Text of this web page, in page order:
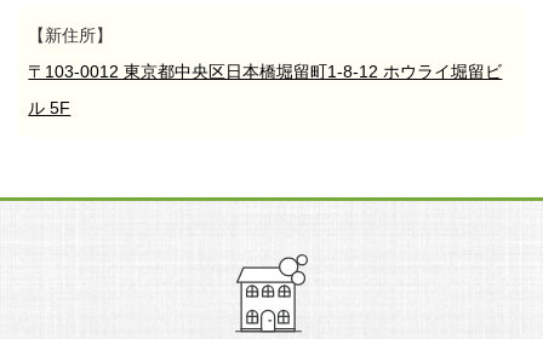
【新住所】
〒103-0012 東京都中央区日本橋堀留町1-8-12 ホウライ堀留ビ
ル 5F